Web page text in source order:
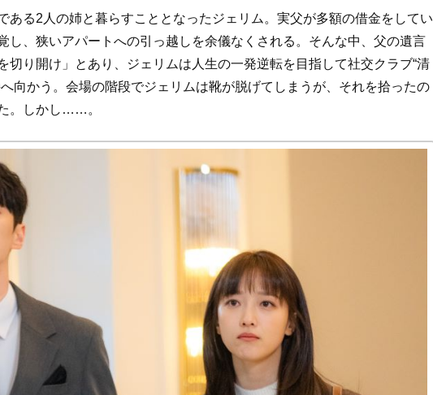
ある2人の姉と暮らすこととなったジェリム。実父が多額の借金をしてい
し、狭いアパートへの引っ越しを余儀なくされる。そんな中、父の遺言
切り開け」とあり、ジェリムは人生の一発逆転を目指して社交クラブ“清
向かう。会場の階段でジェリムは靴が脱げてしまうが、それを拾ったの
。しかし……。